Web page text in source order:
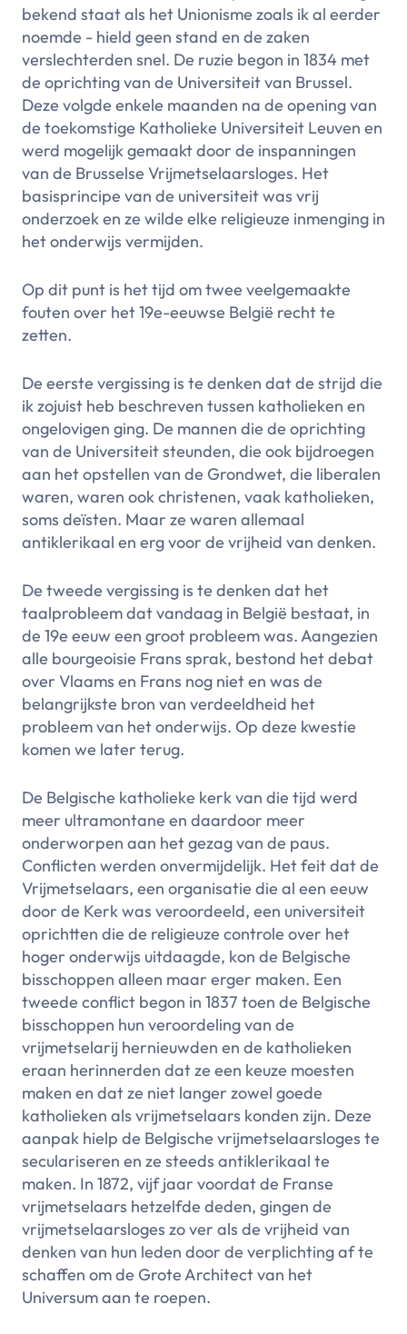
bekend staat als het Unionisme zoals ik al eerder
noemde - hield geen stand en de zaken
verslechterden snel. De ruzie begon in 1834 met
de oprichting van de Universiteit van Brussel.
Deze volgde enkele maanden na de opening van
de toekomstige Katholieke Universiteit Leuven en
werd mogelijk gemaakt door de inspanningen
van de Brusselse Vrijmetselaarsloges. Het
basisprincipe van de universiteit was vrij
onderzoek en ze wilde elke religieuze inmenging in
het onderwijs vermijden.
Op dit punt is het tijd om twee veelgemaakte
fouten over het 19e-eeuwse België recht te
zetten.
De eerste vergissing is te denken dat de strijd die
ik zojuist heb beschreven tussen katholieken en
ongelovigen ging. De mannen die de oprichting
van de Universiteit steunden, die ook bijdroegen
aan het opstellen van de Grondwet, die liberalen
waren, waren ook christenen, vaak katholieken,
soms deïsten. Maar ze waren allemaal
antiklerikaal en erg voor de vrijheid van denken.
De tweede vergissing is te denken dat het
taalprobleem dat vandaag in België bestaat, in
de 19e eeuw een groot probleem was. Aangezien
alle bourgeoisie Frans sprak, bestond het debat
over Vlaams en Frans nog niet en was de
belangrijkste bron van verdeeldheid het
probleem van het onderwijs. Op deze kwestie
komen we later terug.
De Belgische katholieke kerk van die tijd werd
meer ultramontane en daardoor meer
onderworpen aan het gezag van de paus.
Conflicten werden onvermijdelijk. Het feit dat de
Vrijmetselaars, een organisatie die al een eeuw
door de Kerk was veroordeeld, een universiteit
oprichtten die de religieuze controle over het
hoger onderwijs uitdaagde, kon de Belgische
bisschoppen alleen maar erger maken. Een
tweede conflict begon in 1837 toen de Belgische
bisschoppen hun veroordeling van de
vrijmetselarij hernieuwden en de katholieken
eraan herinnerden dat ze een keuze moesten
maken en dat ze niet langer zowel goede
katholieken als vrijmetselaars konden zijn. Deze
aanpak hielp de Belgische vrijmetselaarsloges te
seculariseren en ze steeds antiklerikaal te
maken. In 1872, vijf jaar voordat de Franse
vrijmetselaars hetzelfde deden, gingen de
vrijmetselaarsloges zo ver als de vrijheid van
denken van hun leden door de verplichting af te
schaffen om de Grote Architect van het
Universum aan te roepen.